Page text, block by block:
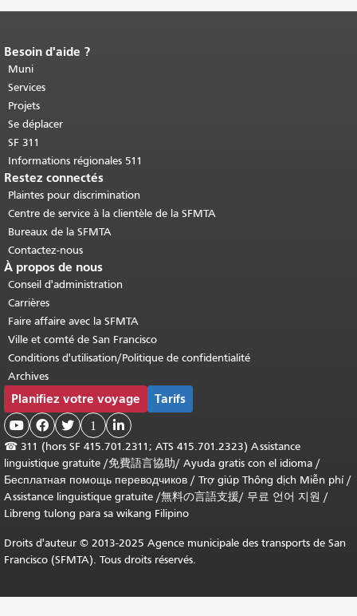
Fin du contenu de la page.
cette page se répète sur chaque page.
Retour au haut du contenu principal
Besoin d'aide ?
Muni
Services
Projets
Se déplacer
SF 311
Informations régionales 511
Restez connectés
Plaintes pour discrimination
Centre de service à la clientèle de la SFMTA
Bureaux de la SFMTA
Contactez-nous
À propos de nous
Conseil d'administration
Carrières
Faire affaire avec la SFMTA
Ville et comté de San Francisco
Conditions d'utilisation/Politique de confidentialité
Archives
Planifiez votre voyage Tarifs
   1 
☎ 311 (hors SF 415.701.2311; ATS 415.701.2323) Assistance
linguistique gratuite /免費語言協助/ Ayuda gratis con el idioma /
Бесплатная помощь переводчиков / Trợ giúp Thông dịch Miễn phí/
Assistance linguistique gratuite /無料の言語支援/ 무료 언어 지원 /
Libreng tulong para sa wikang Filipino
Droits d'auteur © 2013-2025 Agence municipale des transports de San
Francisco (SFMTA). Tous droits réservés.